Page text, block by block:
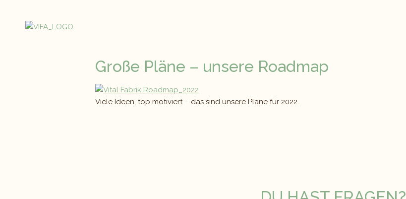
Große Pläne – unsere Roadmap
Viele Ideen, top motiviert – das sind unsere Pläne für 2022.